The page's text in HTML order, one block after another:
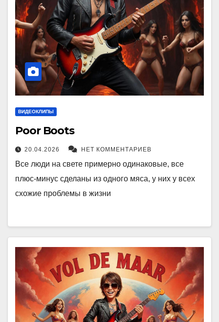
ВИДЕОКЛИПЫ
Poor Boots
20.04.2026 НЕТ КОММЕНТАРИЕВ
Все люди на свете примерно одинаковые, все
плюс-минус сделаны из одного мяса, у них у всех
схожие проблемы в жизни